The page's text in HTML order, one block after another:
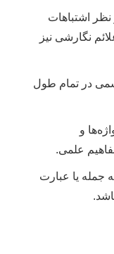
اشتباهات
نگارشی نیز
در تمام طول
و
علمی.
یا عبارت